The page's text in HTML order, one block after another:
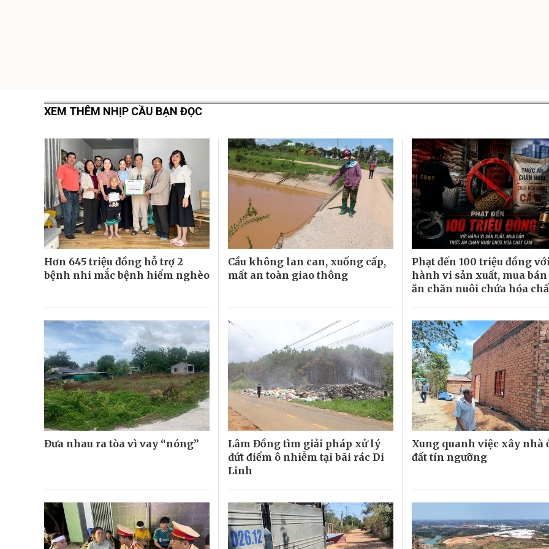
XEM THÊM NHỊP CẦU BẠN ĐỌC
Hơn 645 triệu đồng hỗ trợ 2
bệnh nhi mắc bệnh hiểm nghèo
Cầu không lan can, xuống cấp,
mất an toàn giao thông
Phạt đến 100 triệu đồng
hành vi sản xuất, mua
ăn chăn nuôi chứa hóa
Đưa nhau ra tòa vì vay “nóng”
Lâm Đồng tìm giải pháp xử lý
dứt điểm ô nhiễm tại bãi rác Di
Linh
Xung quanh việc xây nhà
đất tín ngưỡng